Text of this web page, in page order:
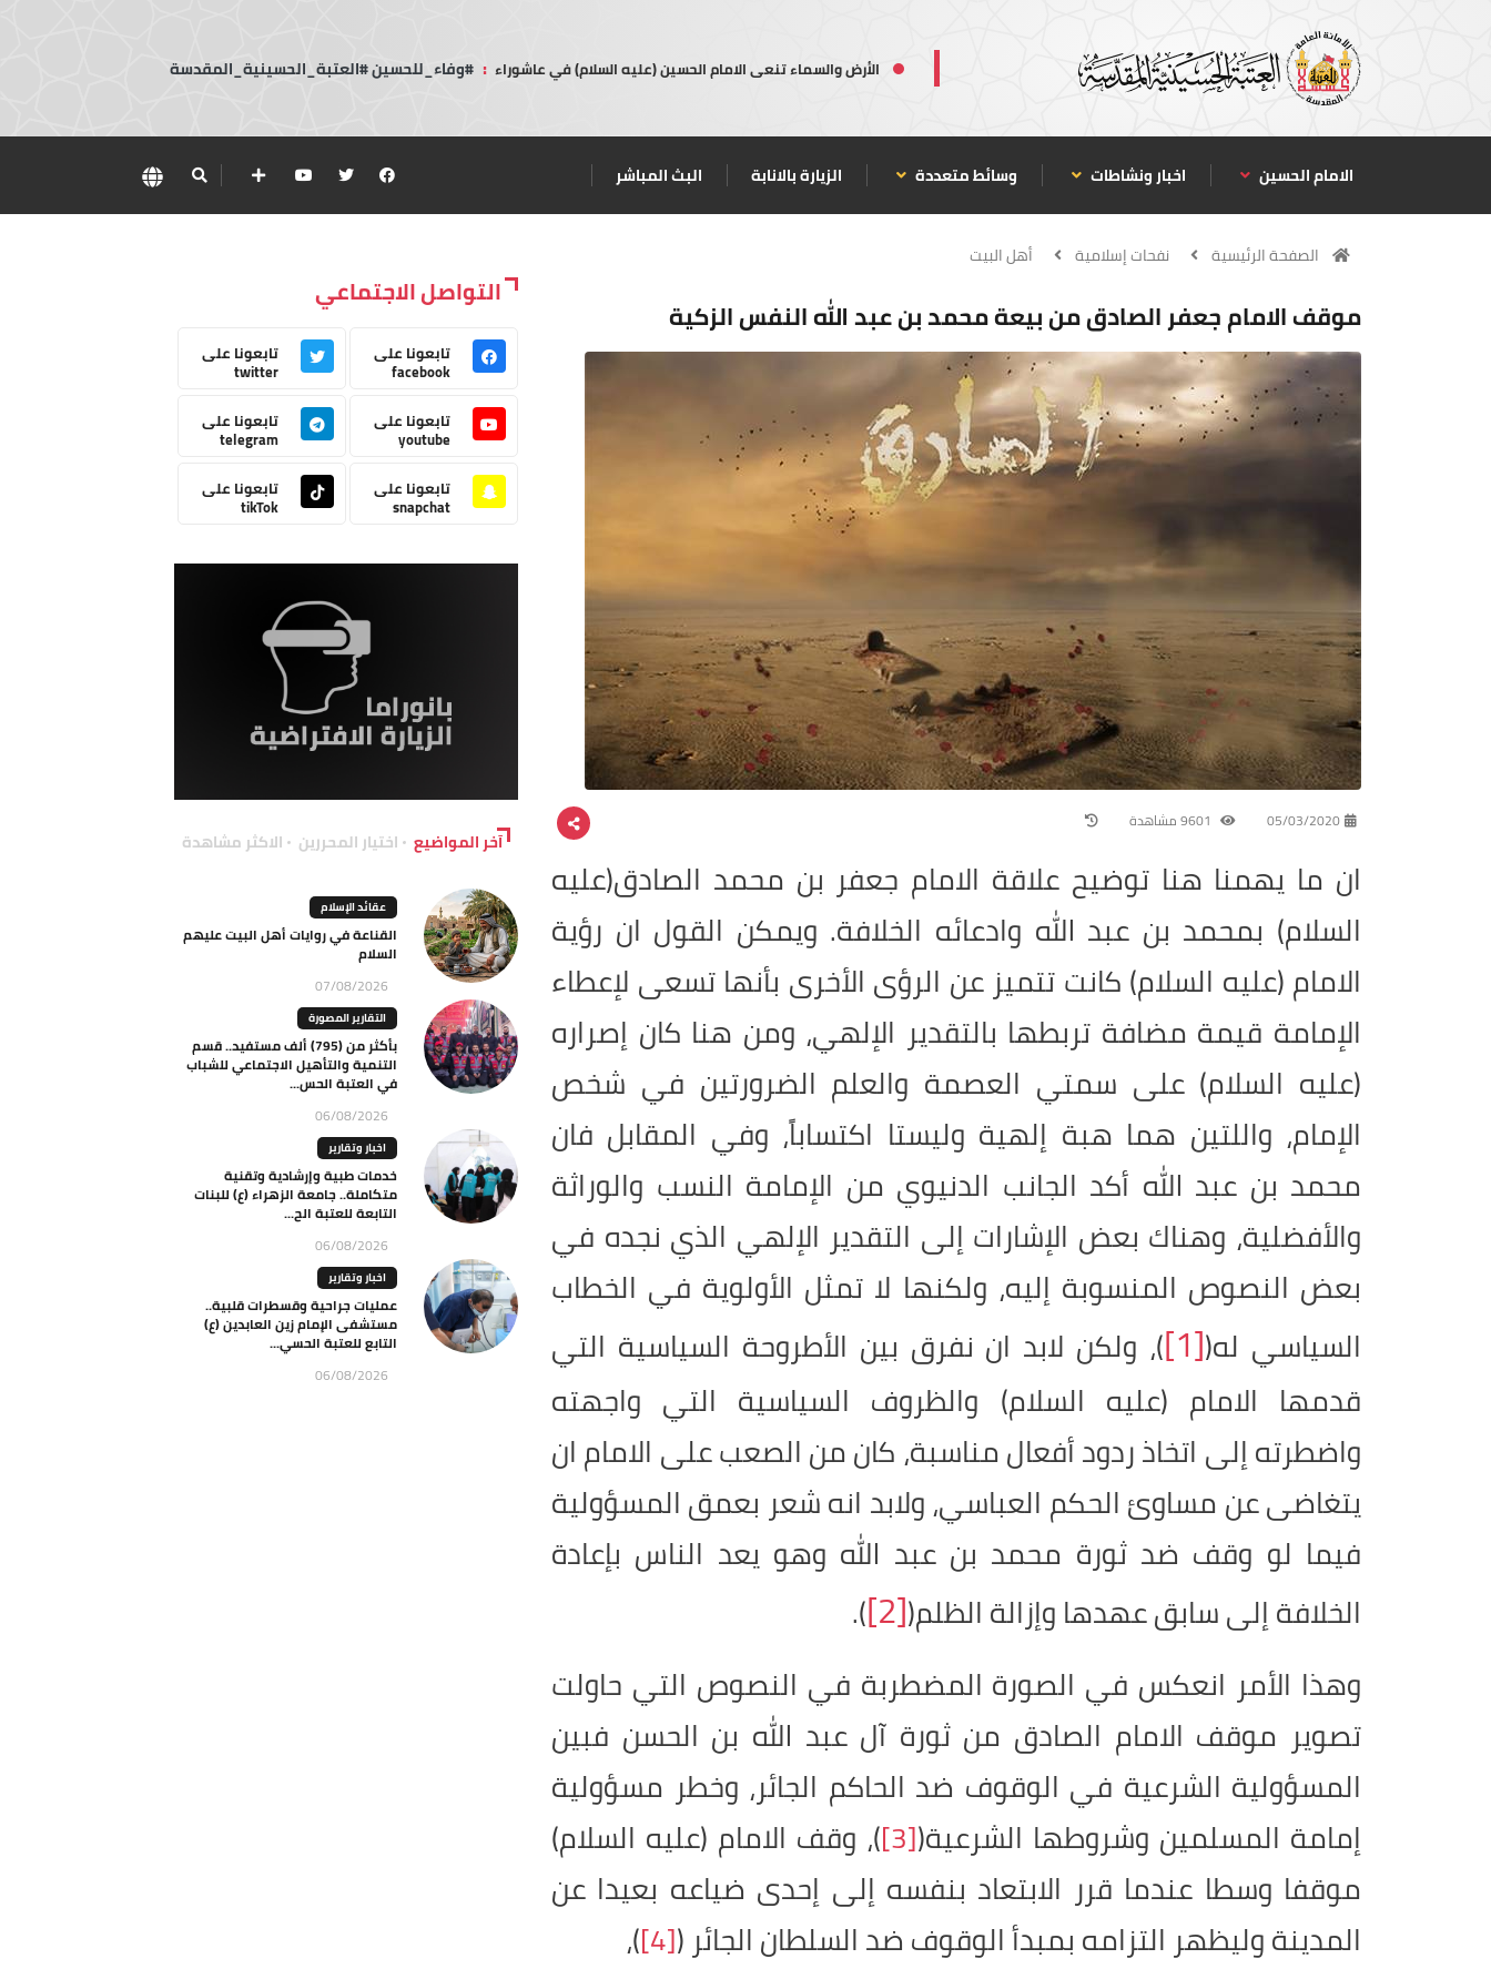
الأرض والسماء تنعى الامام الحسين (عليه السلام) في عاشوراء : #وفاء_للحسين #العتبة_الحسينية_المقدسة
الامام الحسين اخبار ونشاطات وسائط متعددة الزيارة بالانابة البث المباشر
الصفحة الرئيسية نفحات إسلامية أهل البيت
موقف الامام جعفر الصادق من بيعة محمد بن عبد الله النفس الزكية
05/03/2020
ان ما يهمنا هنا توضيح علاقة الامام جعفر بن محمد الصادق(عليه
السلام) بمحمد بن عبد الله وادعائه الخلافة. ويمكن القول ان رؤية
الامام (عليه السلام) كانت تتميز عن الرؤى الأخرى بأنها تسعى لإعطاء
الإمامة قيمة مضافة تربطها بالتقدير الإلهي، ومن هنا كان إصراره
(عليه السلام) على سمتي العصمة والعلم الضرورتين في شخص
الإمام، واللتين هما هبة إلهية وليستا اكتساباً، وفي المقابل فان
محمد بن عبد الله أكد الجانب الدنيوي من الإمامة النسب والوراثة
والأفضلية، وهناك بعض الإشارات إلى التقدير الإلهي الذي نجده في
بعض النصوص المنسوبة إليه، ولكنها لا تمثل الأولوية في الخطاب
السياسي له([1])، ولكن لابد ان نفرق بين الأطروحة السياسية التي
قدمها الامام (عليه السلام) والظروف السياسية التي واجهته
واضطرته إلى اتخاذ ردود أفعال مناسبة، كان من الصعب على الامام ان
يتغاضى عن مساوئ الحكم العباسي، ولابد انه شعر بعمق المسؤولية
فيما لو وقف ضد ثورة محمد بن عبد الله وهو يعد الناس بإعادة
الخلافة إلى سابق عهدها وإزالة الظلم([2]
).
وهذا الأمر انعكس في الصورة المضطربة في النصوص التي حاولت
تصوير موقف الامام الصادق من ثورة آل عبد الله بن الحسن فبين
المسؤولية الشرعية في الوقوف ضد الحاكم الجائر، وخطر مسؤولية
إمامة المسلمين وشروطها الشرعية([3])، وقف الامام (عليه السلام)
موقفا وسطا عندما قرر الابتعاد بنفسه إلى إحدى ضياعه بعيدا عن
المدينة وليظهر التزامه بمبدأ الوقوف ضد السلطان الجائر ([4])،
التواصل الاجتماعي
تابعونا على
facebook
تابعونا على
twitter
تابعونا على
youtube
تابعونا على
telegram
تابعونا على
snapchat
تابعونا على
tikTok
آخر المواضيع اختيار المحررين الاكثر مشاهدة
عقائد الإسلام
القناعة في روايات أهل البيت عليهم
السلام
07/08/2026
التقارير المصورة
بأكثر من (795) ألف مستفيد.. قسم
التنمية والتأهيل الاجتماعي للشباب
في العتبة الحس...
06/08/2026
اخبار وتقارير
خدمات طبية وإرشادية وتقنية
متكاملة.. جامعة الزهراء (ع) للبنات
التابعة للعتبة الح...
06/08/2026
اخبار وتقارير
عمليات جراحية وقسطرات قلبية..
مستشفى الإمام زين العابدين (ع)
التابع للعتبة الحسي...
06/08/2026